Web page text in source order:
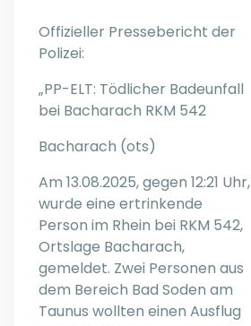
Offizieller Pressebericht der
Polizei:
„PP-ELT: Tödlicher Badeunfall
bei Bacharach RKM 542
Bacharach (ots)
Am 13.08.2025, gegen 12:21 Uhr,
wurde eine ertrinkende
Person im Rhein bei RKM 542,
Ortslage Bacharach,
gemeldet. Zwei Personen aus
dem Bereich Bad Soden am
Taunus wollten einen Ausflug